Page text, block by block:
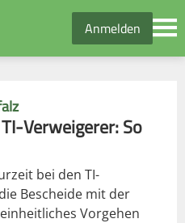
Anmelden
Verweigerer: So
bei den TI-
Bescheide mit der
Vorgehen